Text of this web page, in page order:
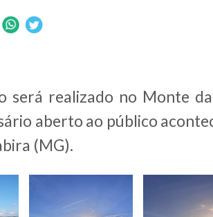
será realizado no Monte
aberto ao público
(MG).